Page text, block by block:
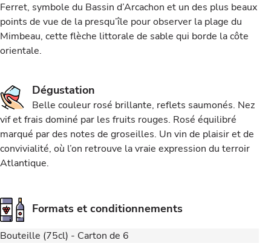
Ferret, symbole du Bassin d’Arcachon et un des plus beaux
points de vue de la presqu’île pour observer la plage du
Mimbeau, cette flèche littorale de sable qui borde la côte
orientale.
Dégustation
Belle couleur rosé brillante, reflets saumonés. Nez
vif et frais dominé par les fruits rouges. Rosé équilibré
marqué par des notes de groseilles. Un vin de plaisir et de
convivialité, où l’on retrouve la vraie expression du terroir
Atlantique.
Formats et conditionnements
Bouteille (75cl) - Carton de 6